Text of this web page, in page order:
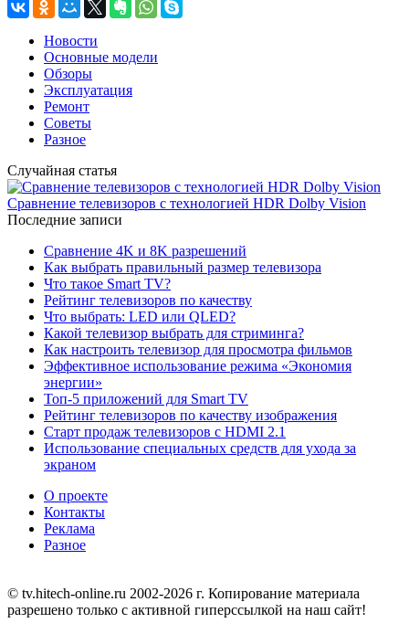
Новости
Основные модели
Обзоры
Эксплуатация
Ремонт
Советы
Разное
Случайная статья
Сравнение телевизоров с технологией HDR Dolby Vision
Последние записи
Сравнение 4K и 8K разрешений
Как выбрать правильный размер телевизора
Что такое Smart TV?
Рейтинг телевизоров по качеству
Что выбрать: LED или QLED?
Какой телевизор выбрать для стриминга?
Как настроить телевизор для просмотра фильмов
Эффективное использование режима «Экономия
энергии»
Топ-5 приложений для Smart TV
Рейтинг телевизоров по качеству изображения
Старт продаж телевизоров с HDMI 2.1
Использование специальных средств для ухода за
экраном
О проекте
Контакты
Реклама
Разное
© tv.hitech-online.ru 2002-2026 г. Копирование материала
разрешено только с активной гиперссылкой на наш сайт!